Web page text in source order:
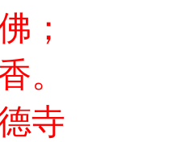
；
。
寺